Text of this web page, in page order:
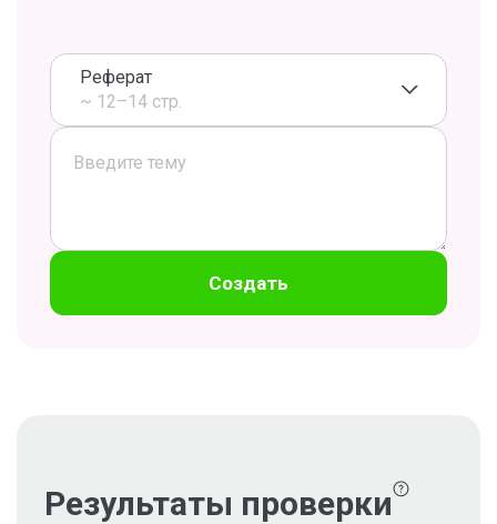
Реферат
~ 12–14 стр.
Создать
Результаты проверки